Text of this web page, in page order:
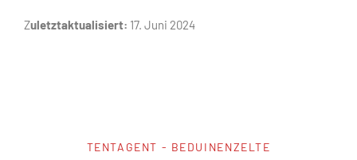
Zuletztaktualisiert: 17. Juni 2024
TENTAGENT - BEDUINENZELTE